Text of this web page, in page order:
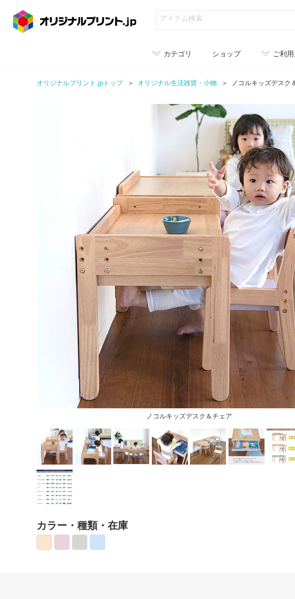
カテゴリ ショップ ご利
オリジナルプリント.jpトップ オリジナル生活雑貨・小物 ノコルキッズデスク
ノコルキッズデスク＆チェア
カラー・種類・在庫